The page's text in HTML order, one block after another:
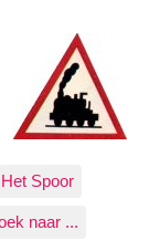
Het Spoor
naar ...